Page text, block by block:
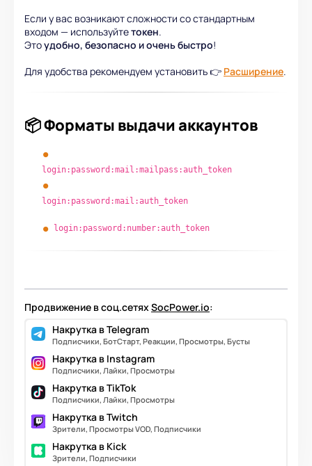
Если у вас возникают сложности со стандартным
входом — используйтетокен.
Этоудобно, безопасно и очень быстро!
Для удобства рекомендуем установить 👉 Расширение.
📦 Форматы выдачи аккаунтов
login:password:mail:mailpass:auth_token
login:password:mail:auth_token
login:password:number:auth_token
Продвижение в соц.сетяхSocPower.io:
Накрутка в Telegram
Подписчики, БотСтарт, Реакции, Просмотры, Бусты
Накрутка в Instagram
Подписчики, Лайки, Просмотры
Накрутка в TikTok
Подписчики, Лайки, Просмотры
Накрутка в Twitch
Зрители, Просмотры VOD, Подписчики
Накрутка в Kick
Зрители, Подписчики